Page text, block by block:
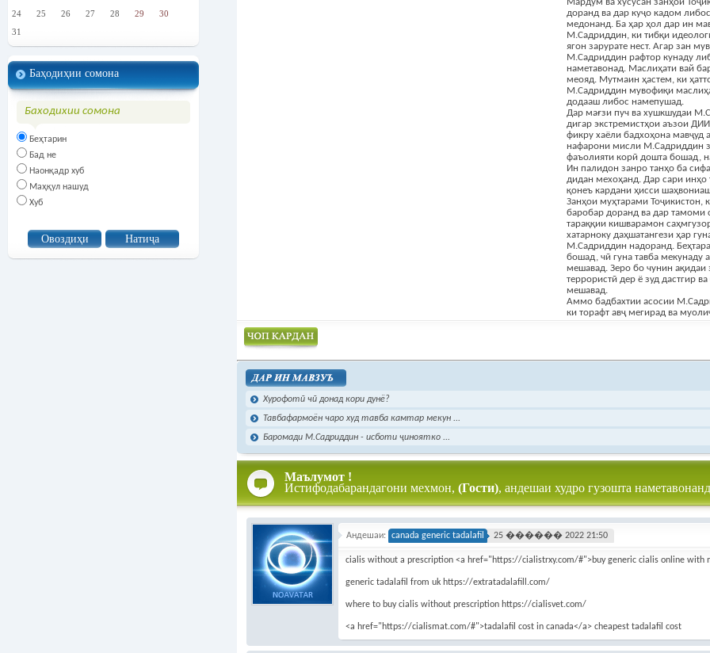
24
25 26 27 28 29
30
31
Баҳодиҳии сомона
Баходихии сомона
Беҳтарин
Бад не
Наонқадр хуб
Маҳқул нашуд
Хуб
доранд ва дар куҷо кадом
медонанд. Ба ҳар ҳол дар ин
М.Садриддин, ки тибқи
ягон зарурате нест. Агар зан
М.Садриддин рафтор кунаду
наметавонад. Маслиҳати вай
меояд. Мутмаин ҳастем, ки
М.Садриддин мувофиқи
додааш либос намепушад.
Дар мағзи пуч ва хушкшудаи
дигар экстремистҳои аъзои
фикру хаёли бадхоҳона мавҷуд
нафарони мисли М.Садриддин
фаъолияти корӣ дошта бошад,
Ин палидон занро танҳо ба
дидан мехоҳанд. Дар сари инҳо
қонеъ кардани ҳисси
Занҳои муҳтарами Тоҷикистон,
баробар доранд ва дар тамоми
тараққии кишварамон
хатарноку даҳшатангези ҳар
М.Садриддин надоранд.
бошад, чӣ гуна тавба мекунаду
мешавад. Зеро бо чунин ақидаи
террористӣ дер ё зуд дастгир
мешавад.
Аммо бадбахтии асосии
ки торафт авҷ мегирад ва
Чоп намудан
Хурофотӣ чӣ донад кори дунё?
Тавбафармоён чаро худ тавба камтар мекун ...
Баромади М.Садриддин - исботи ҷиноятко ...
Маълумот !
Истифодабарандагони мехмон, (Гости), андешаи худро гузошта
Андешаи: canada generic tadalafil 25 ������ 2022 21:50
cialis without a prescription <a href="https://cialistrxy.com/#">buy generic cialis online with
generic tadalafil from uk https://extratadalafill.com/
where to buy cialis without prescription https://cialisvet.com/
<a href="https://cialismat.com/#">tadalafil cost in canada</a> cheapest tadalafil cost